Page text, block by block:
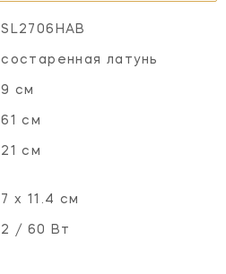
SL2706HAB
состаренная латунь
9 см
61 см
21 см
7 х 11.4 см
2 / 60 Вт